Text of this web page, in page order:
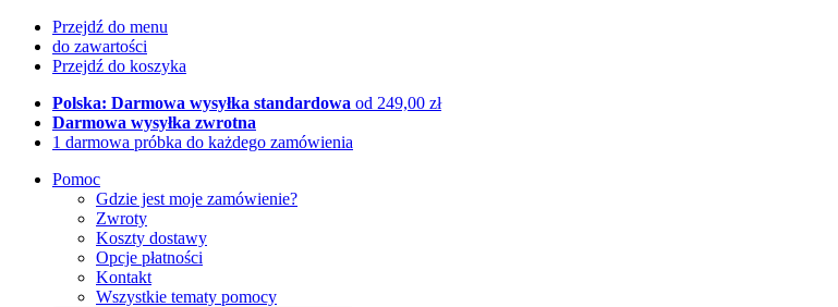
Przejdź do menu
do zawartości
Przejdź do koszyka
Polska: Darmowa wysyłka standardowa od 249,00 zł
Darmowa wysyłka zwrotna
1 darmowa próbka do każdego zamówienia
Pomoc
Gdzie jest moje zamówienie?
Zwroty
Koszty dostawy
Opcje płatności
Kontakt
Wszystkie tematy pomocy